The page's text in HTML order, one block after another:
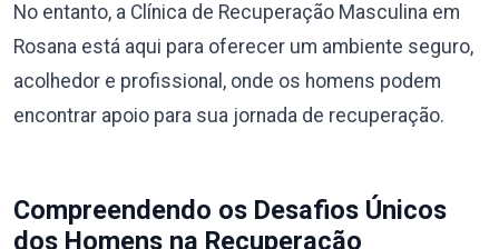
No entanto, a Clínica de Recuperação Masculina em
Rosana está aqui para oferecer um ambiente seguro,
acolhedor e profissional, onde os homens podem
encontrar apoio para sua jornada de recuperação.
Compreendendo os Desafios Únicos
dos Homens na Recuperação